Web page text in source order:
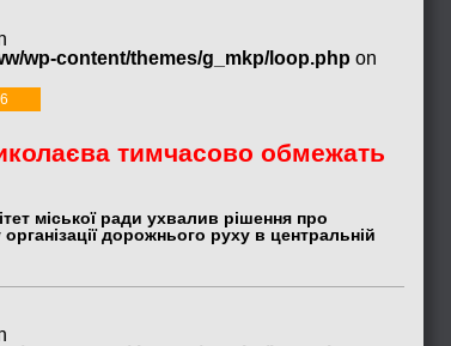
wp-content/themes/g_mkp/loop.php on
тимчасово обмежать
міської ради ухвалив рішення про
дорожнього руху в центральній